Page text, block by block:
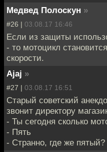
Медвед Полоскун »
#26 | 03.08.17 16:46
Если из защиты
- то мотоцикл
скорости.
Ajaj »
#27 | 03.08.17 16:51
Старый советский
звонит директору
- Ты сегодня сколько
- Пять
- Странно, где же пятый?